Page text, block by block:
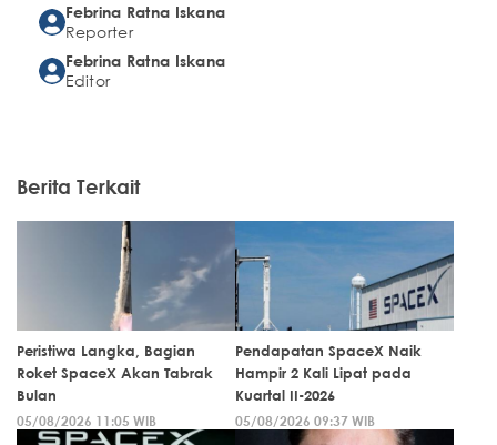
Febrina Ratna Iskana
Reporter
Febrina Ratna Iskana
Editor
Berita Terkait
Peristiwa Langka, Bagian
Roket SpaceX Akan Tabrak
Bulan
05/08/2026 11:05 WIB
Pendapatan SpaceX Naik
Hampir 2 Kali Lipat pada
Kuartal II-2026
05/08/2026 09:37 WIB